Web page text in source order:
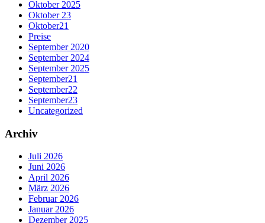
Oktober 2025
Oktober 23
Oktober21
Preise
September 2020
September 2024
September 2025
September21
September22
September23
Uncategorized
Archiv
Juli 2026
Juni 2026
April 2026
März 2026
Februar 2026
Januar 2026
Dezember 2025